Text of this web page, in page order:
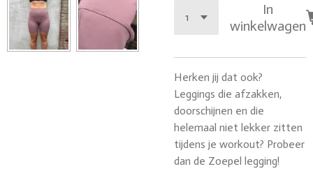
In
winkelwagen
Herken jij dat ook?
Leggings die afzakken,
doorschijnen en die
helemaal niet lekker zitten
tijdens je workout? Probeer
dan de Zoepel legging!